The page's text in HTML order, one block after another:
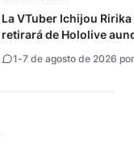
La VTuber Ichijou Ririka
retirará de Hololive
1-7 de agosto de 2026